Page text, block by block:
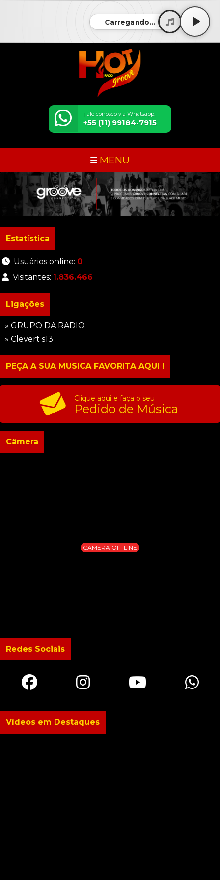
Carregando...
Fale conosco via Whatsapp:
+55 (11) 99184-7915
MENU
Estatística
Usuários online: 0
Visitantes: 1.836.466
Ligações
» GRUPO DA RADIO
» Clevert s13
PEÇA A SUA MUSICA FAVORITA AQUI !
Clique aqui e faça o seu
Pedido de Música
Câmera
CAMERA OFFLINE
Redes Sociais
Vídeos em Destaques